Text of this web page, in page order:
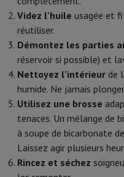
Videz l'huile usagée et
réutiliser.
Démontez les parties
réservoir si possible) et
Nettoyez l'intérieur de
humide. Ne jamais
Utilisez une brosse
tenaces. Un mélange de
à soupe de bicarbonate
Laissez agir plusieurs
Rincez et séchez